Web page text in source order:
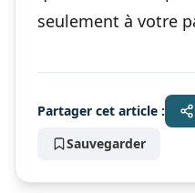
seulement à votre
Partager cet article :
Sauvegarder